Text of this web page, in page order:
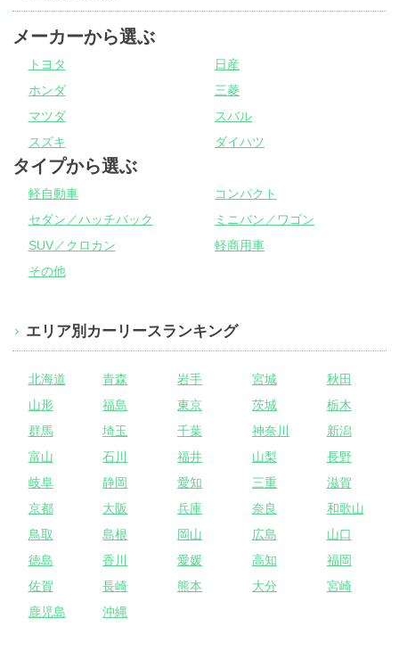
メーカーから選ぶ
トヨタ
日産
ホンダ
三菱
マツダ
スバル
スズキ
ダイハツ
タイプから選ぶ
軽自動車
コンパクト
セダン／ハッチバック
ミニバン／ワゴン
SUV／クロカン
軽商用車
その他
エリア別カーリースランキング
北海道 青森 岩手 宮城
秋田
山形
福島 東京 茨城
栃木
群馬
埼玉 千葉 神奈川
新潟
富山
石川 福井 山梨
長野
岐阜
静岡 愛知 三重
滋賀
京都
大阪 兵庫 奈良
和歌山
鳥取
島根 岡山 広島
山口
徳島
香川 愛媛 高知
福岡
佐賀
長崎 熊本 大分
宮崎
鹿児島
沖縄